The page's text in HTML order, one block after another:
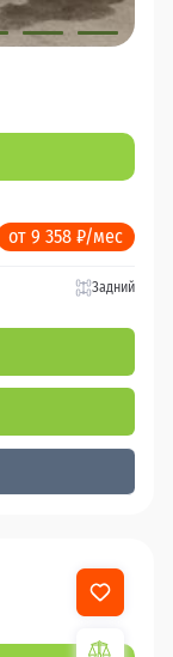
от 9 358 ₽/мес
Задний